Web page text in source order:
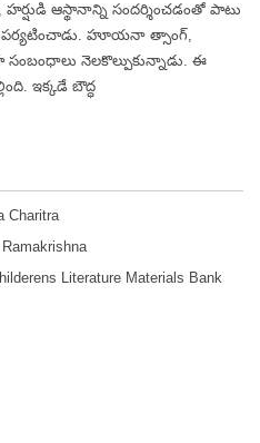
ఆస్థానాన్ని సందర్శించడంతో పాటు
పర్యటించాడు. హూయనా త్సాంగ్,
నెలకొల్పుకున్నాడు. ఈ
ఇక్కడే బౌద్ధ
Charitra
Literature Materials Bank